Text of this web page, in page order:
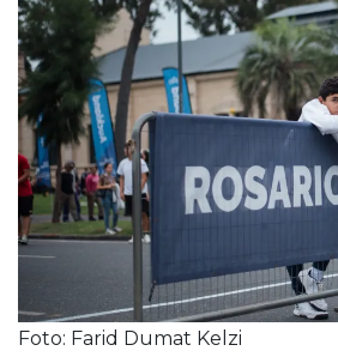
Foto: Farid Dumat Kelzi